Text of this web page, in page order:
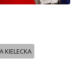
KIELECKA